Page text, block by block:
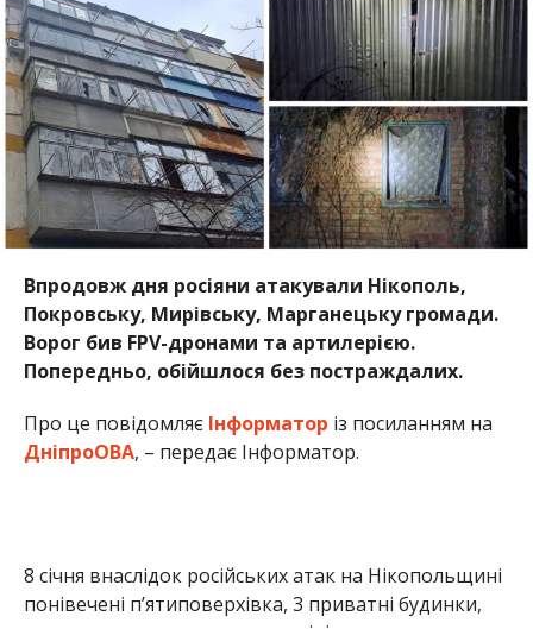
Впродовж дня росіяни атакували Нікополь,
Покровську, Мирівську, Марганецьку громади.
Ворог бив FPV-дронами та артилерією.
Попередньо, обійшлося без постраждалих.
Про це повідомляє Інформатор із посиланням на
ДніпроОВА, – передає Інформатор.
8 січня внаслідок російських атак на Нікопольщині
понівечені п’ятиповерхівка, 3 приватні будинки,